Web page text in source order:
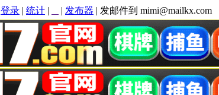
登录 | 统计 | | 发布器 | 发邮件到 mimi@mailkx.com